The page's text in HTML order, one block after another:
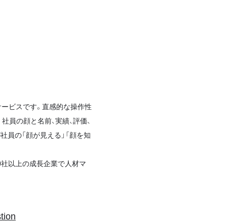
ビスです。直感的な操作性
の顔と名前、実績、評価、
の「顔が見える」「顔を知
社以上の成長企業で人材マ